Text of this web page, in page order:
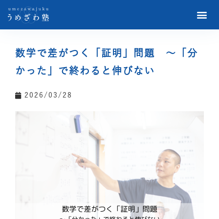
数学で差がつく「証明」問題 ～「分
かった」で終わると伸びない
2026/03/28